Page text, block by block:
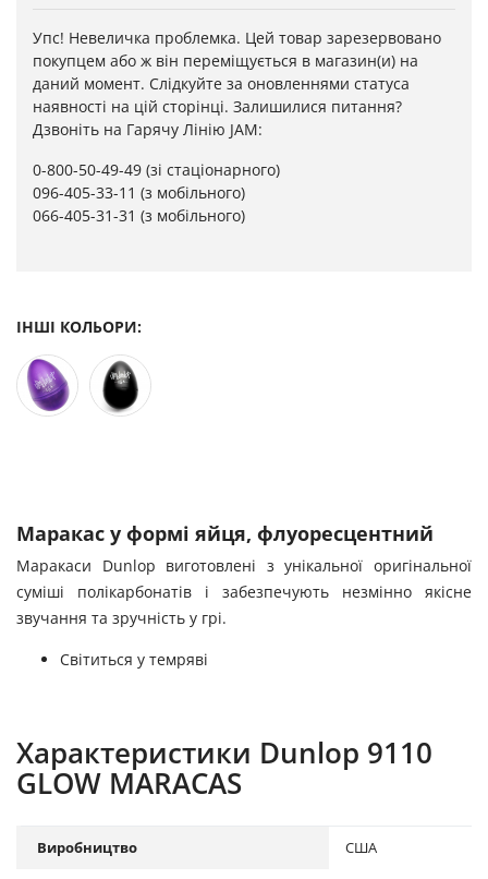
Упс! Невеличка проблемка. Цей товар зарезервовано
покупцем або ж він переміщується в магазин(и) на
даний момент. Слідкуйте за оновленнями статуса
наявності на цій сторінці. Залишилися питання?
Дзвоніть на Гарячу Лінію JAM:
0-800-50-49-49 (зі стаціонарного)
096-405-33-11 (з мобільного)
066-405-31-31 (з мобільного)
ІНШІ КОЛЬОРИ:
Маракас у формі яйця, флуоресцентний
Маракаси Dunlop виготовлені з унікальної оригінальної
суміші полікарбонатів і забезпечують незмінно якісне
звучання та зручність у грі.
Світиться у темряві
Характеристики Dunlop 9110
GLOW MARACAS
Виробництво США